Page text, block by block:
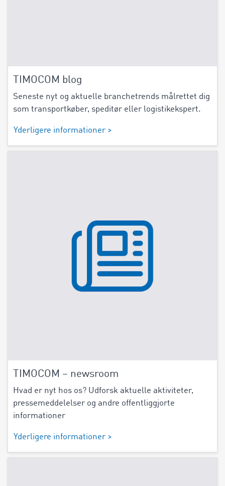
TIMOCOM blog
Seneste nyt og aktuelle branchetrends målrettet dig
som transportkøber, speditør eller logistikekspert.
Yderligere informationer >
TIMOCOM – newsroom
Hvad er nyt hos os? Udforsk aktuelle aktiviteter,
pressemeddelelser og andre offentliggjorte
informationer
Yderligere informationer >